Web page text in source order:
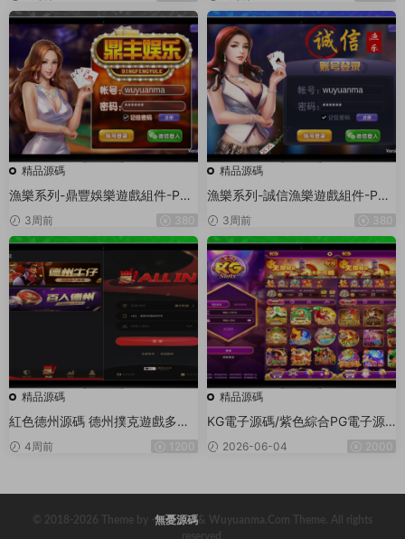
精品源碼
漁樂系列-鼎豐娛樂遊戲組件-PC
+安卓+蘋果3端
3周前 380
精品源碼
漁樂系列-誠信漁樂遊戲組件-PC
+安卓+蘋果3端
3周前 380
精品源碼
紅色德州源碼 德州撲克遊戲多語
言版/Unity+JAVA版APP雙端源
碼/中英繁三語言+帶控+帶彩池持
4周前 1200
精品源碼
KG電子源碼/紫色綜合PG電子源
碼/老虎機源碼/電玩城源碼/PG遊
戲系統源碼/棋牌捕魚無需接口無
2026-06-04 2000
© 2018-2026 Theme by -無憂源碼& Wuyuanma.Com Theme. All rights
reserved